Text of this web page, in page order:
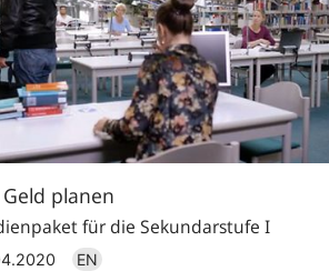
planen
für die Sekundarstufe I
EN